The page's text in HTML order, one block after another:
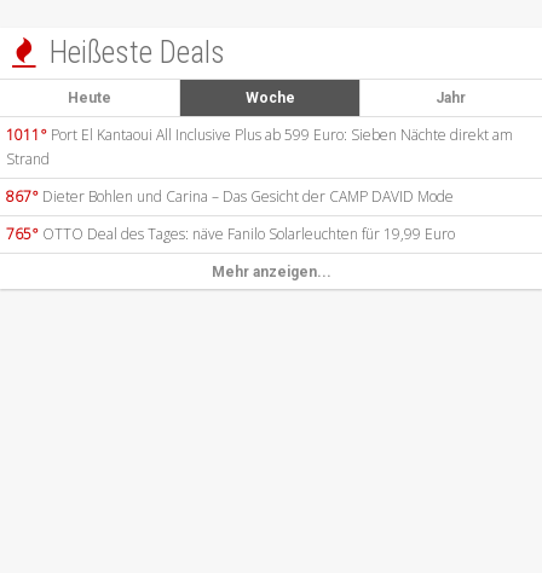
 Heißeste Deals
Heute Woche Jahr
1011° Port El Kantaoui All Inclusive Plus ab 599 Euro: Sieben Nächte direkt am
Strand
867° Dieter Bohlen und Carina – Das Gesicht der CAMP DAVID Mode
765° OTTO Deal des Tages: näve Fanilo Solarleuchten für 19,99 Euro
Mehr anzeigen...